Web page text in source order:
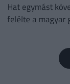
Hat egymást
felélte a magyar